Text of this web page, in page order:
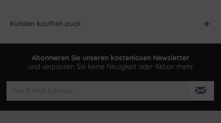
Kunden kauften auch
Abonnieren Sie unseren kostenlosen Newsletter
und verpassen Sie keine Neuigkeit oder Aktion mehr